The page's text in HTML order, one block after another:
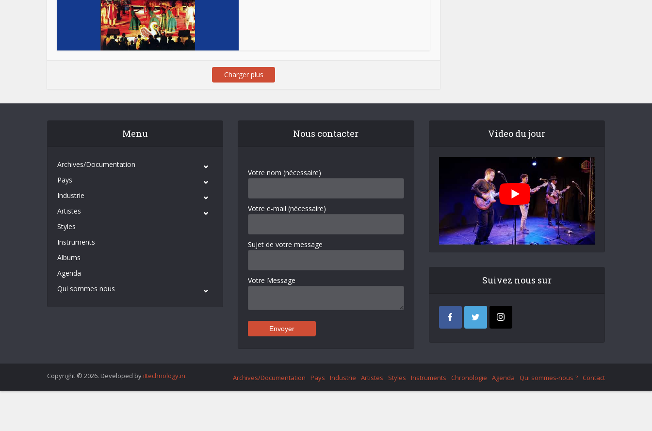
Charger plus
Menu
Archives/Documentation
Pays
Industrie
Artistes
Styles
Instruments
Albums
Agenda
Qui sommes nous
Nous contacter
Votre nom (nécessaire)
Votre e-mail (nécessaire)
Sujet de votre message
Votre Message
Video du jour
Suivez nous sur
Copyright © 2026. Developed by iItechnology.in. Archives/Documentation Pays Industrie Artistes Styles Instruments Chronologie Agenda Qui sommes-nous ? Contact